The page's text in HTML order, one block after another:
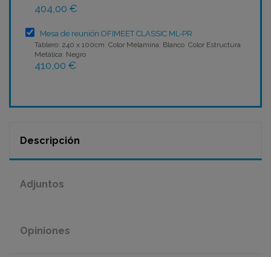
404,00 €
Mesa de reunión OFIMEET CLASSIC ML-PR
Tablero: 240 x 100cm Color Melamina: Blanco Color Estructura
Metálica: Negro
410,00 €
Descripción
Adjuntos
Opiniones